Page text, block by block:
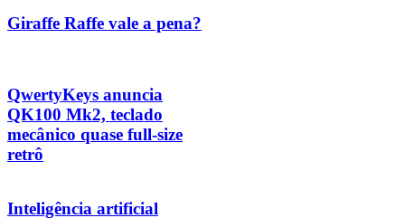
Giraffe Raffe vale a pena?
QwertyKeys anuncia
QK100 Mk2, teclado
mecânico quase full-size
retrô
Inteligência artificial